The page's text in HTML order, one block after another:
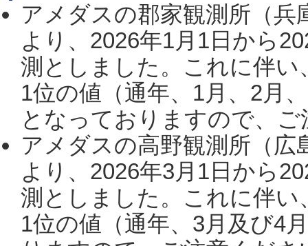
アメダスの郡家観測所（
より、2026年1月1日から
測としました。これに伴い
1位の値（通年、1月、2月
となっておりますので、
アメダスの高野観測所（
より、2026年3月1日から
測としました。これに伴い
1位の値（通年、3月及び4